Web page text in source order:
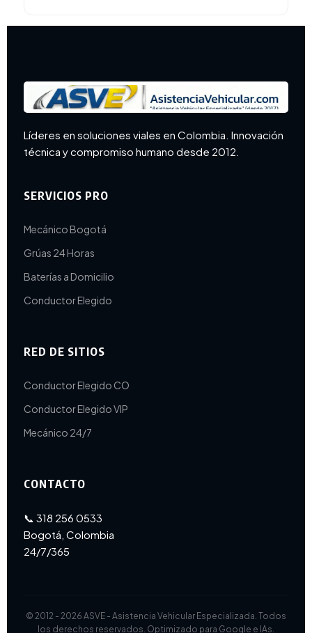
Líderes en soluciones viales en Colombia. Innovación
técnica y compromiso humano desde 2012.
SERVICIOS PRO
Mecánico Bogotá
Grúas 24 Horas
Baterías a Domicilio
Conductor Elegido
RED DE SITIOS
Conductor Elegido CO
Conductor Elegido VIP
Mecánico 24/7
CONTACTO
📞 318 256 0533
Bogotá, Colombia
24/7/365
© 2012 - 2026 ASVE - Asistencia Vehicular Especializada. Todos
los derechos reservados. Optimizado para Google e IAs.